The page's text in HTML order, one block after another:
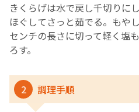
きくらげは水で戻し千切りに
ほぐしてさっと茹でる。もや
センチの長さに切って軽く塩
ろす。
2 調理手順